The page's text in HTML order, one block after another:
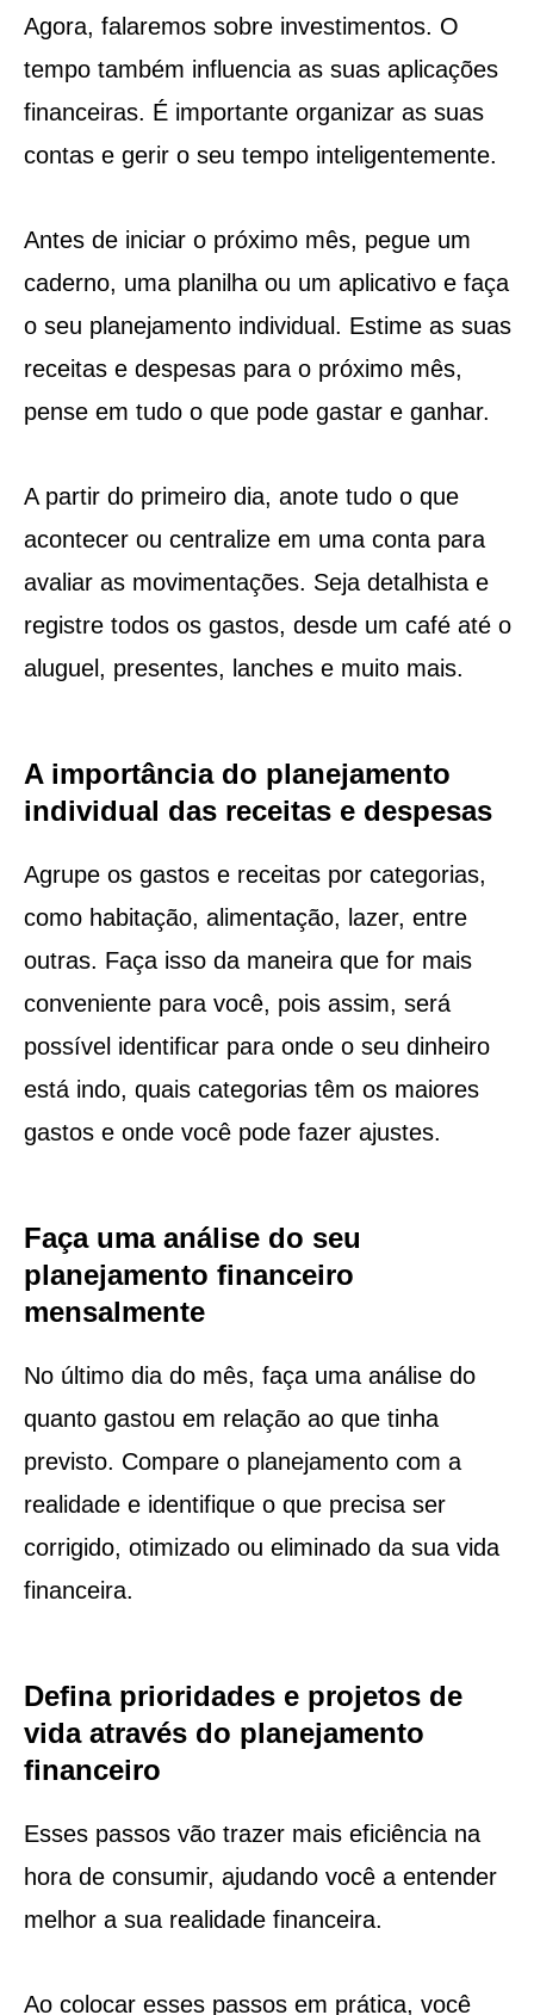
Agora, falaremos sobre investimentos. O
tempo também influencia as suas aplicações
financeiras. É importante organizar as suas
contas e gerir o seu tempo inteligentemente.
Antes de iniciar o próximo mês, pegue um
caderno, uma planilha ou um aplicativo e faça
o seu planejamento individual. Estime as suas
receitas e despesas para o próximo mês,
pense em tudo o que pode gastar e ganhar.
A partir do primeiro dia, anote tudo o que
acontecer ou centralize em uma conta para
avaliar as movimentações. Seja detalhista e
registre todos os gastos, desde um café até o
aluguel, presentes, lanches e muito mais.
A importância do planejamento
individual das receitas e despesas
Agrupe os gastos e receitas por categorias,
como habitação, alimentação, lazer, entre
outras. Faça isso da maneira que for mais
conveniente para você, pois assim, será
possível identificar para onde o seu dinheiro
está indo, quais categorias têm os maiores
gastos e onde você pode fazer ajustes.
Faça uma análise do seu
planejamento financeiro
mensalmente
No último dia do mês, faça uma análise do
quanto gastou em relação ao que tinha
previsto. Compare o planejamento com a
realidade e identifique o que precisa ser
corrigido, otimizado ou eliminado da sua vida
financeira.
Defina prioridades e projetos de
vida através do planejamento
financeiro
Esses passos vão trazer mais eficiência na
hora de consumir, ajudando você a entender
melhor a sua realidade financeira.
Ao colocar esses passos em prática, você